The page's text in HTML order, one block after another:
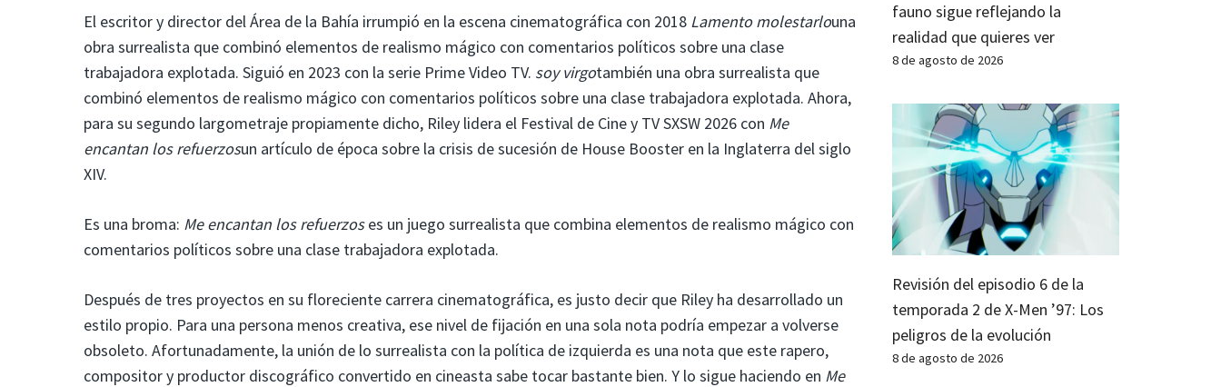
El escritor y director del Área de la Bahía irrumpió en la escena cinematográfica con 2018 Lamento molestarlouna
obra surrealista que combinó elementos de realismo mágico con comentarios políticos sobre una clase
trabajadora explotada. Siguió en 2023 con la serie Prime Video TV. soy virgotambién una obra surrealista que
combinó elementos de realismo mágico con comentarios políticos sobre una clase trabajadora explotada. Ahora,
para su segundo largometraje propiamente dicho, Riley lidera el Festival de Cine y TV SXSW 2026 con Me
encantan los refuerzosun artículo de época sobre la crisis de sucesión de House Booster en la Inglaterra del siglo
XIV.
Es una broma: Me encantan los refuerzoses un juego surrealista que combina elementos de realismo mágico con
comentarios políticos sobre una clase trabajadora explotada.
Después de tres proyectos en su floreciente carrera cinematográfica, es justo decir que Riley ha desarrollado un
estilo propio. Para una persona menos creativa, ese nivel de fijación en una sola nota podría empezar a volverse
obsoleto. Afortunadamente, la unión de lo surrealista con la política de izquierda es una nota que este rapero,
compositor y productor discográfico convertido en cineasta sabe tocar bastante bien. Y lo sigue haciendo en Me
fauno sigue reflejando la
realidad que quieres ver
8 de agosto de 2026
Revisión del episodio 6 de la
temporada 2 de X-Men ’97: Los
peligros de la evolución
8 de agosto de 2026